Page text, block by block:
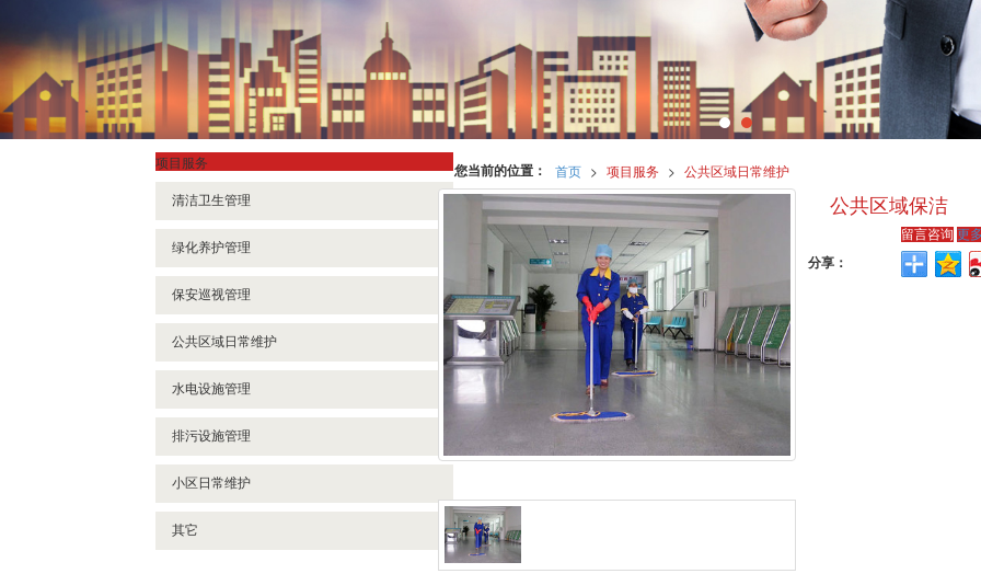
您当前的位置： 首页 > 项目服务 > 公共区域日常维护
公共区域保洁
留言咨询 更
分享：
项目服务
清洁卫生管理
绿化养护管理
保安巡视管理
公共区域日常维护
水电设施管理
排污设施管理
小区日常维护
其它